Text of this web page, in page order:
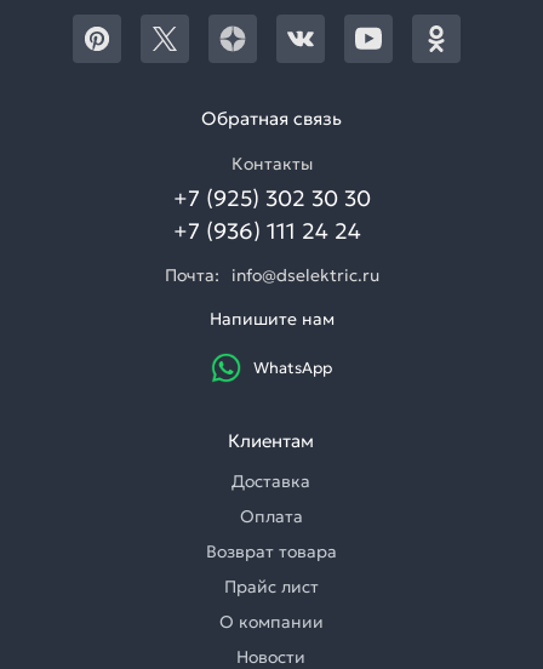
Обратная связь
Контакты
+7 (925) 302 30 30
+7 (936) 111 24 24
Почта:
info@dselektric.ru
Напишите нам
WhatsApp
Клиентам
Доставка
Оплата
Возврат товара
Прайс лист
О компании
Новости